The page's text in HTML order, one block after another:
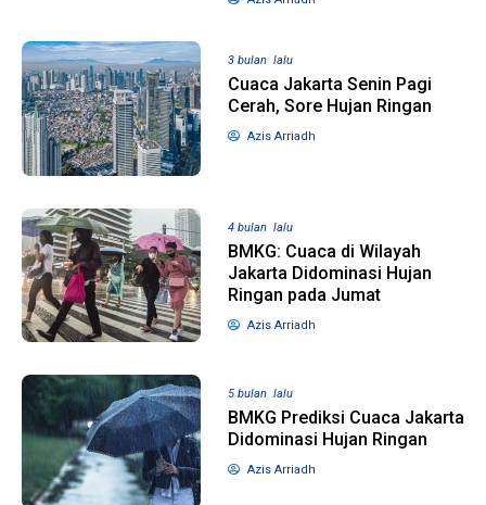
3 bulan lalu
Cuaca Jakarta Senin Pagi
Cerah, Sore Hujan Ringan
Azis Arriadh
4 bulan lalu
BMKG: Cuaca di Wilayah
Jakarta Didominasi Hujan
Ringan pada Jumat
Azis Arriadh
5 bulan lalu
BMKG Prediksi Cuaca Jakarta
Didominasi Hujan Ringan
Azis Arriadh